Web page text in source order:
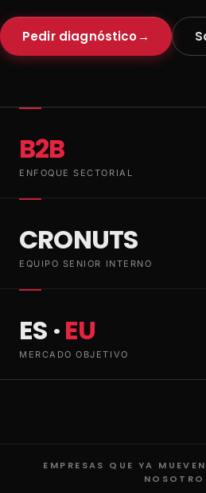
Pedir diagnóstico→
B2B
ENFOQUE SECTORIAL
CRONUTS
EQUIPO SENIOR INTERNO
ES ·EU
MERCADO OBJETIVO
EMPRESAS QUE YA